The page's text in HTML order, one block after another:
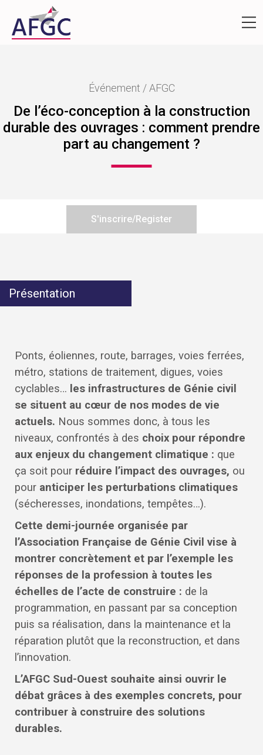
Événement / AFGC
De l’éco-conception à la construction
durable des ouvrages : comment prendre
part au changement ?
S'inscrire/Register
Présentation
Ponts, éoliennes, route, barrages, voies ferrées,
métro, stations de traitement, digues, voies
cyclables… les infrastructures de Génie civil
se situent au cœur de nos modes de vie
actuels. Nous sommes donc, à tous les
niveaux, confrontés à des choix pour répondre
aux enjeux du changement climatique : que
ça soit pour réduire l’impact des ouvrages, ou
pour anticiper les perturbations climatiques
(sécheresses, inondations, tempêtes…).
Cette demi-journée organisée par
l’Association Française de Génie Civil vise à
montrer concrètement et par l’exemple les
réponses de la profession à toutes les
échelles de l’acte de construire : de la
programmation, en passant par sa conception
puis sa réalisation, dans la maintenance et la
réparation plutôt que la reconstruction, et dans
l’innovation.
L’AFGC Sud-Ouest souhaite ainsi ouvrir le
débat grâces à des exemples concrets, pour
contribuer à construire des solutions
durables.